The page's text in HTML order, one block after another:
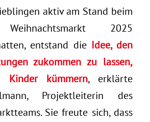
aktiv am Stand beim
2025
entstand die Idee, den
zukommen zu lassen,
kümmern, erklärte
Projektleiterin des
Sie freute sich, dass